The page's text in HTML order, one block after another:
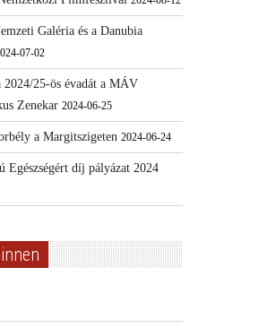
Galéria és a Danubia
07-02
2024/25-ös évadát a MÁV
Zenekar 2024-06-25
a Margitszigeten 2024-06-24
Egészségért díj pályázat 2024